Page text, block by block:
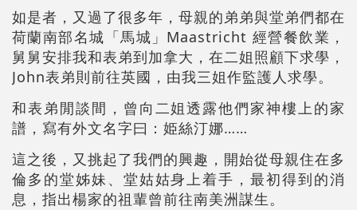
如是者，又過了很多年，母親的弟弟與堂弟們都在
荷蘭南部名城「馬城」Maastricht 經營餐飲業，
舅舅安排我和表弟到加拿大，在二姐照顧下求學，
John表弟則前往英國，由我三姐作監護人求學。
和表弟閒談間，曾向二姐透露他們家神樓上的家
譜，寫有外文名字曰：姫絲汀娜……
這之後，又挑起了我們的興趣，開始從母親住在多
倫多的堂姊妹、堂姑姑身上着手，最初得到的消
息，指出楊家的祖輩曾前往南美洲謀生。